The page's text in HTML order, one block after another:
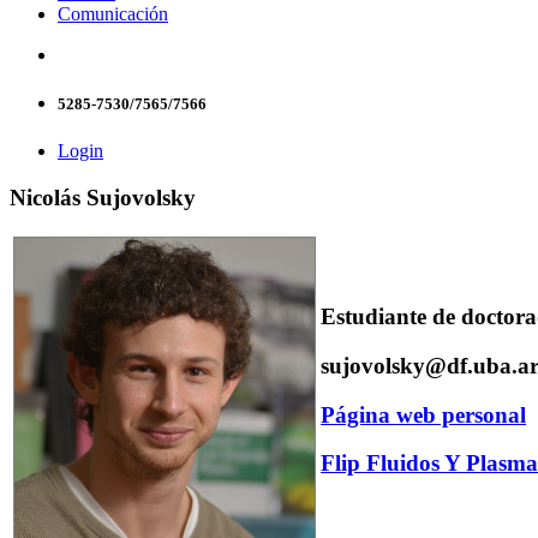
Comunicación
5285-7530/7565/7566
Login
Nicolás Sujovolsky
Estudiante de
sujovolsky@df.uba.ar
Página web personal
Flip Fluidos Y